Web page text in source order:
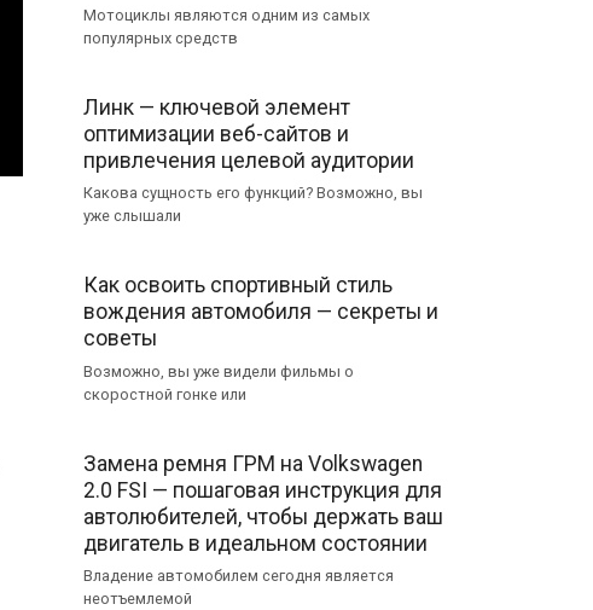
Мотоциклы являются одним из самых
популярных средств
Линк — ключевой элемент
оптимизации веб-сайтов и
привлечения целевой аудитории
Какова сущность его функций? Возможно, вы
уже слышали
Как освоить спортивный стиль
вождения автомобиля — секреты и
советы
Возможно, вы уже видели фильмы о
скоростной гонке или
Замена ремня ГРМ на Volkswagen
2.0 FSI — пошаговая инструкция для
автолюбителей, чтобы держать ваш
двигатель в идеальном состоянии
Владение автомобилем сегодня является
неотъемлемой